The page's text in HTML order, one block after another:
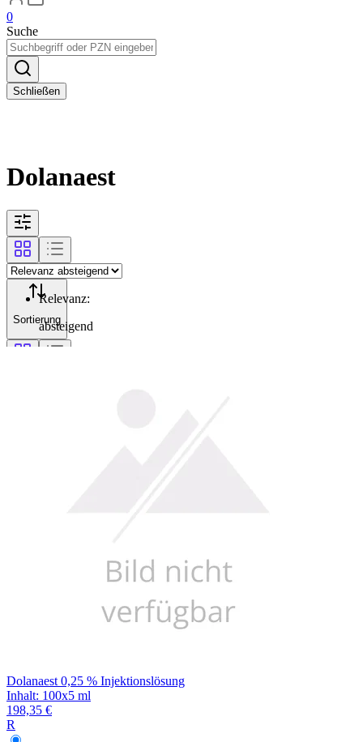
0
Suche
Schließen
Dolanaest
Sortierung
Relevanz:
absteigend
Dolanaest 0,25 % Injektionslösung
Inhalt: 100x5 ml
198,35 €
R